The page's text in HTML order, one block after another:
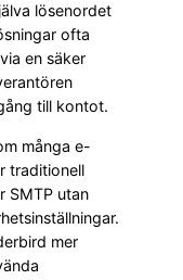
lösenordet
ofta
en säker
till kontot.
många e-
traditionell
SMTP utan
mer